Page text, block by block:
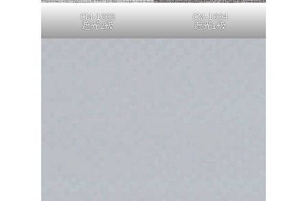
CM-1003
遮光2級
CM-1004
遮光1級